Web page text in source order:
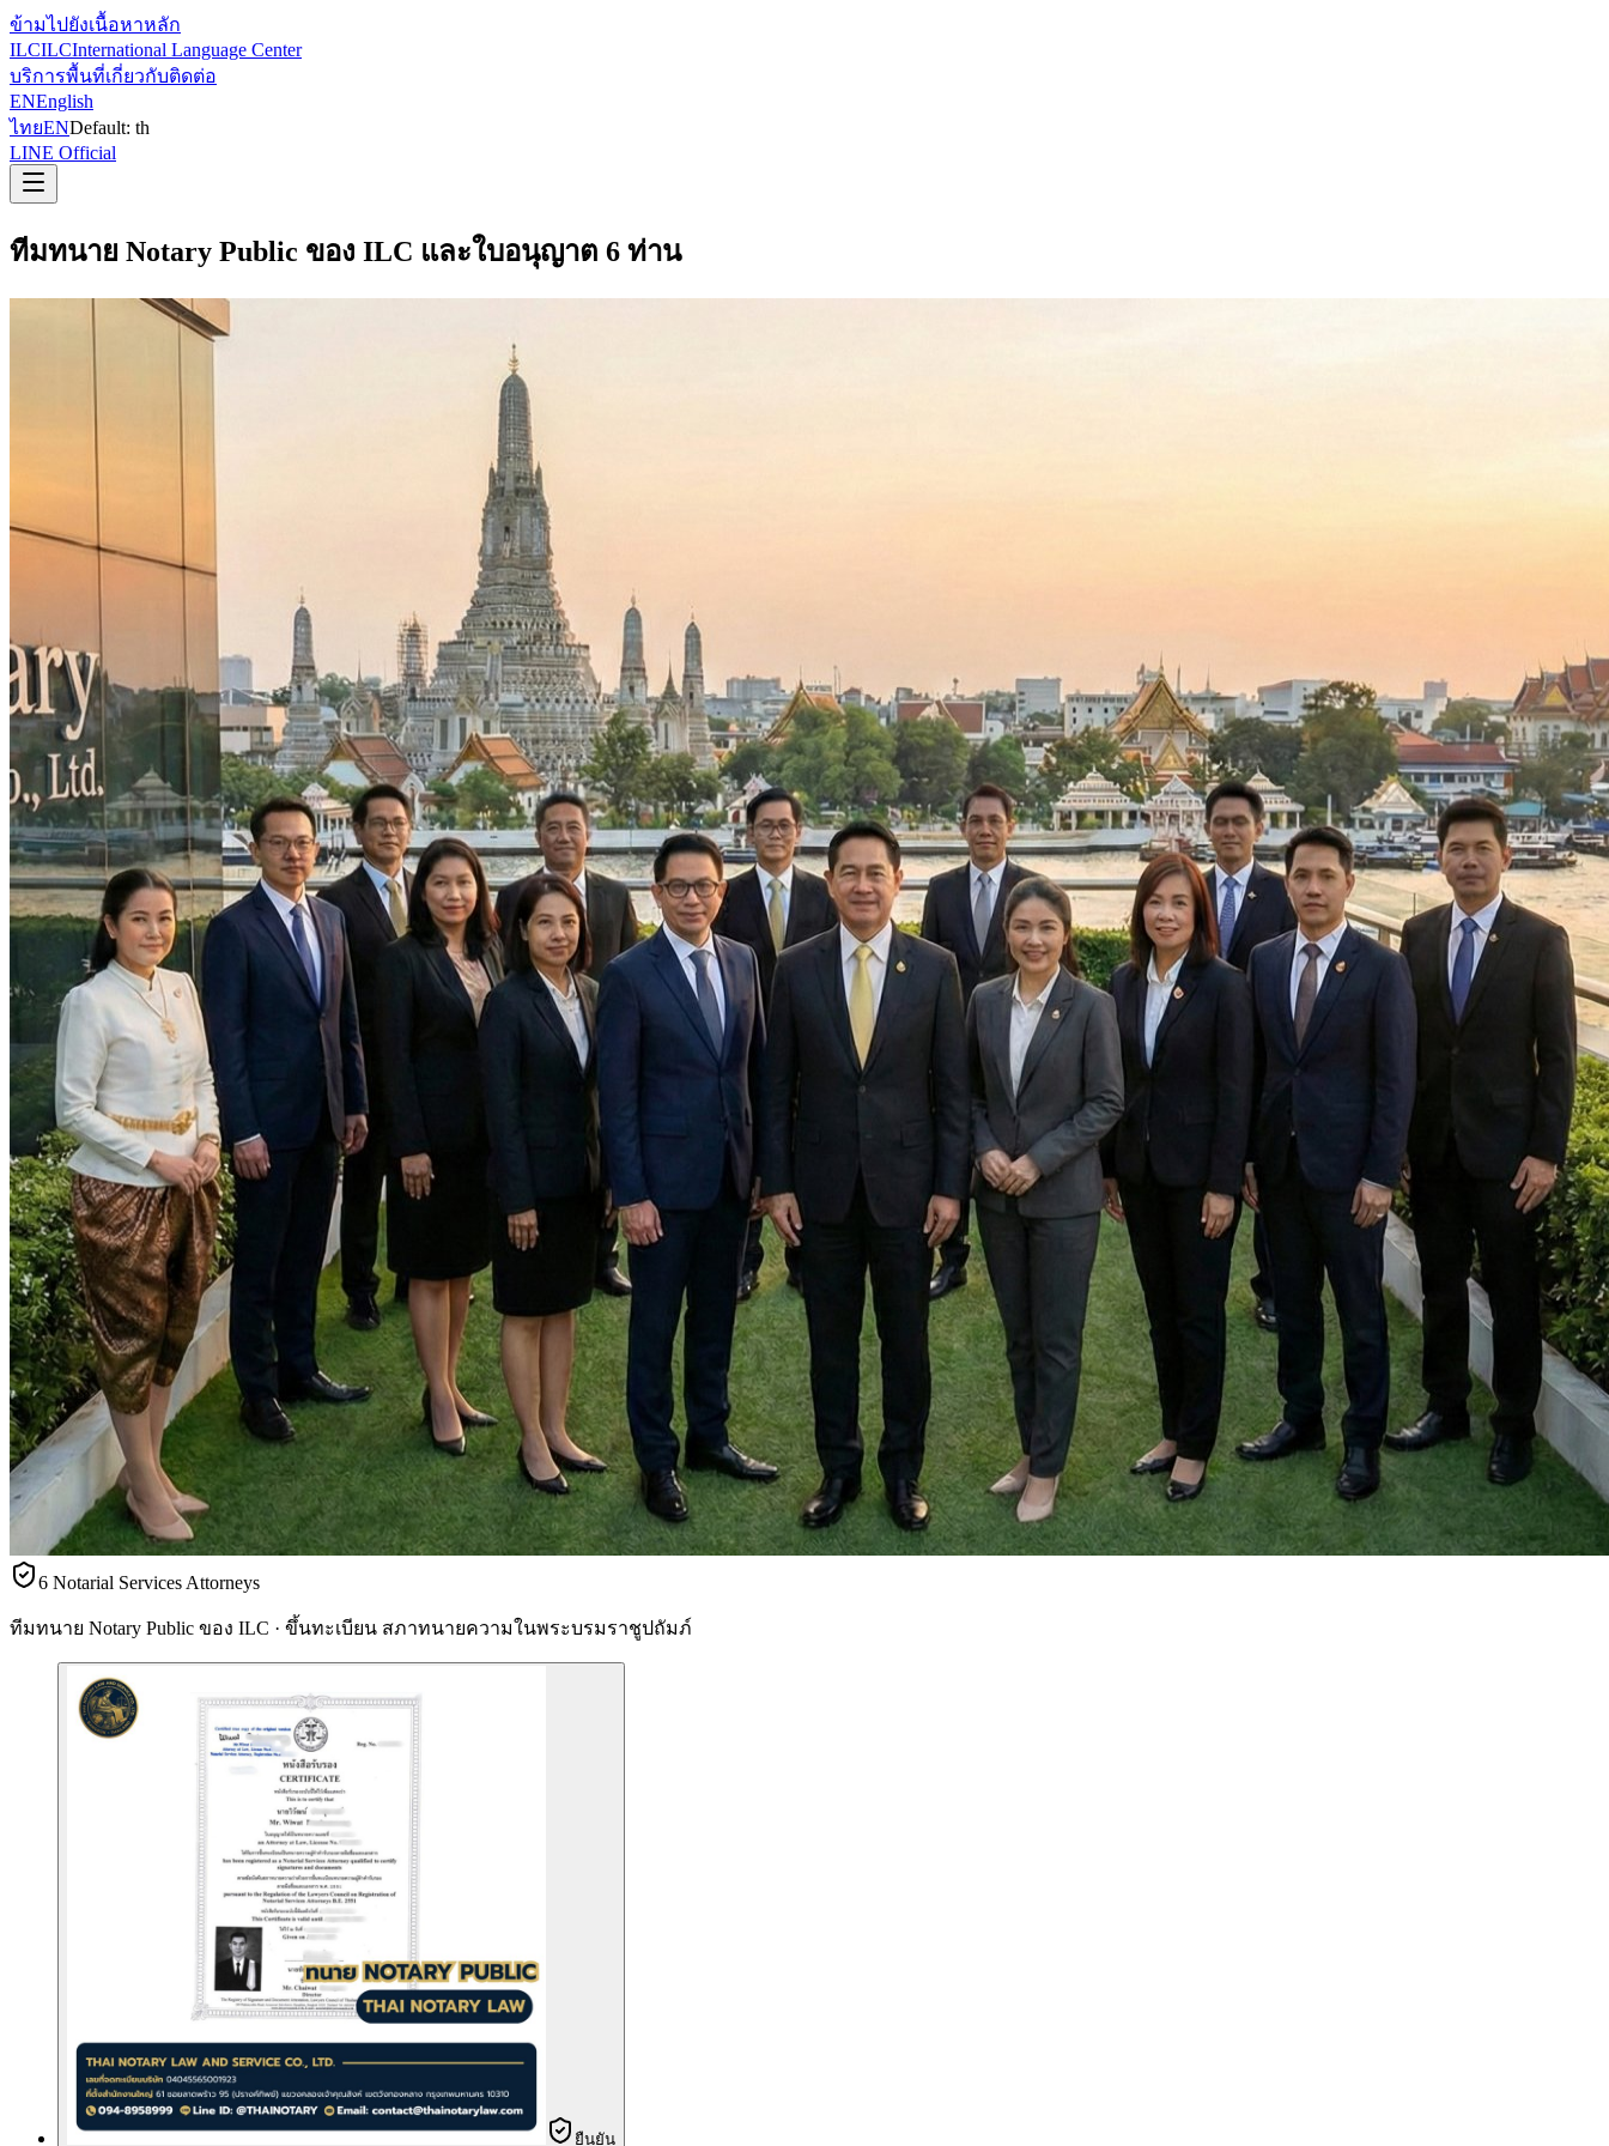
ข้ามไปยังเนื้อหาหลัก
ILCILCInternational Language Center
บริการพื้นที่เกี่ยวกับติดต่อ
ENEnglish
ไทยENDefault: th
LINE Official
ทีมทนาย Notary Public ของ ILC และใบอนุญาต 6 ท่าน
6 Notarial Services Attorneys
ทีมทนาย Notary Public ของ ILC · ขึ้นทะเบียน สภาทนายความในพระบรมราชูปถัมภ์
ยืนยัน